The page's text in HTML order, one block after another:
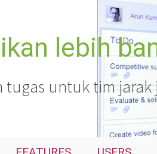
lebih
tugas untuk tim